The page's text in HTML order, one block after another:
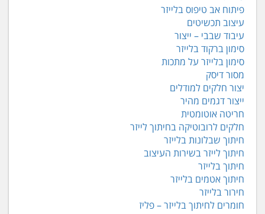
פיתוח אב טיפוס בלייזר
עיצוב תכשיטים
עיבוד שבבי – ייצור
סימון ברקוד בלייזר
סימון בלייזר על מתכות
מסור דיסק
יצור חלקים למודלים
ייצור דגמים מהיר
חריטה אוטומטית
חלקים לרובוטיקה בחיתוך לייזר
חיתוך שבלונות בלייזר
חיתוך לייזר בשירות העיצוב
חיתוך בלייזר
חיתוך אטמים בלייזר
חירור בלייזר
חומרים לחיתוך בלייזר – פליז